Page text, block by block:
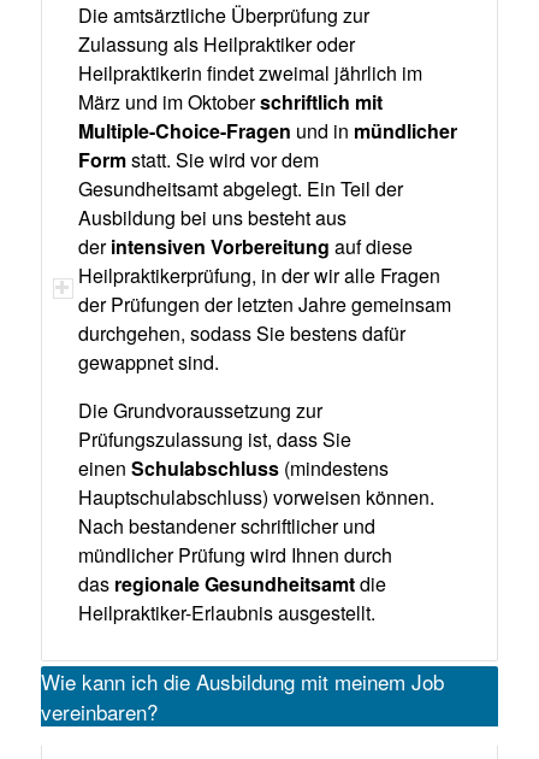
Die amtsärztliche Überprüfung zur
Zulassung als Heilpraktiker oder
Heilpraktikerin findet zweimal jährlich im
März und im Oktoberschriftlich mit
Multiple-Choice-Fragen und in mündlicher
Formstatt. Sie wird vor dem
Gesundheitsamt abgelegt. Ein Teil der
Ausbildung bei uns besteht aus
derintensiven Vorbereitung auf diese
Heilpraktikerprüfung, in der wir alle Fragen
der Prüfungen der letzten Jahre gemeinsam
durchgehen, sodass Sie bestens dafür
gewappnet sind.
Die Grundvoraussetzung zur
Prüfungszulassung ist, dass Sie
einen Schulabschluss(mindestens
Hauptschulabschluss) vorweisen können.
Nach bestandener schriftlicher und
mündlicher Prüfung wird Ihnen durch
das regionale Gesundheitsamtdie
Heilpraktiker-Erlaubnis ausgestellt.
Wie kann ich die Ausbildung mit meinem Job
vereinbaren?